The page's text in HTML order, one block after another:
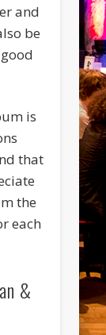
and
be
is
that
the
each
&